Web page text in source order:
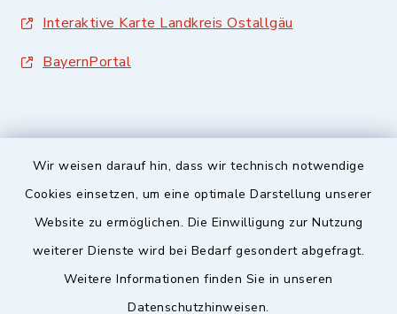
Wir weisen darauf hin, dass wir technisch notwendige
Cookies einsetzen, um eine optimale Darstellung unserer
Website zu ermöglichen. Die Einwilligung zur Nutzung
weiterer Dienste wird bei Bedarf gesondert abgefragt.
Weitere Informationen finden Sie in unseren
Datenschutzhinweisen.
Interaktive Karte Landkreis Ostallgäu
BayernPortal
Sicherer Kontakt
Datenschutz